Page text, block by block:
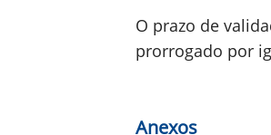
O prazo de
prorrogado por
Anexos